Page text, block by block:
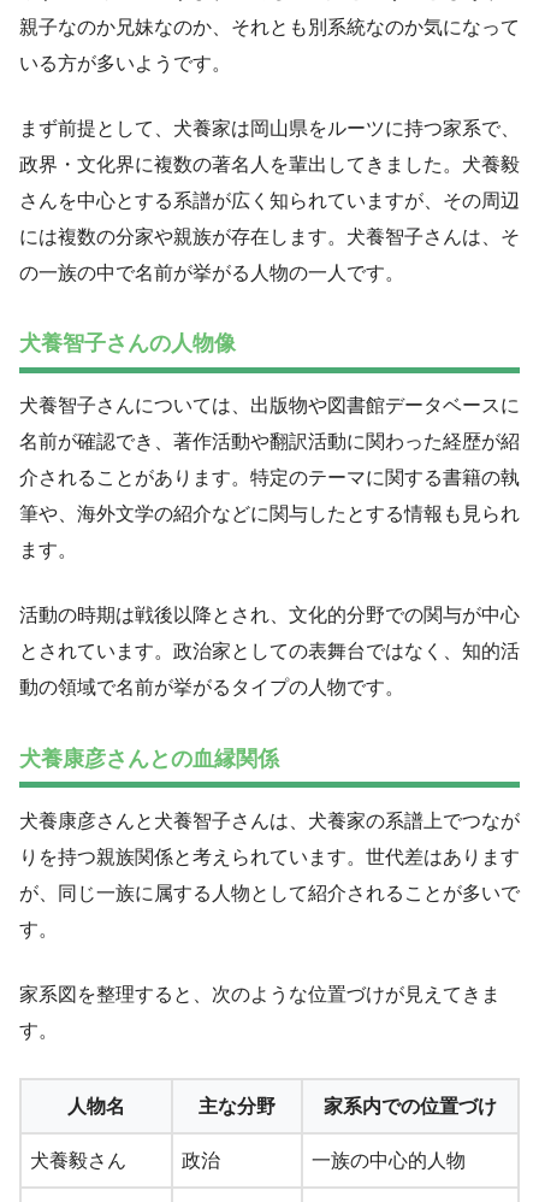
親子なのか兄妹なのか、それとも別系統なのか気になって
いる方が多いようです。
まず前提として、犬養家は岡山県をルーツに持つ家系で、
政界・文化界に複数の著名人を輩出してきました。犬養毅
さんを中心とする系譜が広く知られていますが、その周辺
には複数の分家や親族が存在します。犬養智子さんは、そ
の一族の中で名前が挙がる人物の一人です。
犬養智子さんの人物像
犬養智子さんについては、出版物や図書館データベースに
名前が確認でき、著作活動や翻訳活動に関わった経歴が紹
介されることがあります。特定のテーマに関する書籍の執
筆や、海外文学の紹介などに関与したとする情報も見られ
ます。
活動の時期は戦後以降とされ、文化的分野での関与が中心
とされています。政治家としての表舞台ではなく、知的活
動の領域で名前が挙がるタイプの人物です。
犬養康彦さんとの血縁関係
犬養康彦さんと犬養智子さんは、犬養家の系譜上でつなが
りを持つ親族関係と考えられています。世代差はあります
が、同じ一族に属する人物として紹介されることが多いで
す。
家系図を整理すると、次のような位置づけが見えてきま
す。
人物名 主な分野 家系内での位置づけ
犬養毅さん 政治 一族の中心的人物